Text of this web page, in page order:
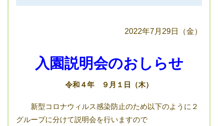
2022年7月29日（金）
入園説明会のおしらせ
令和４年 ９月１日（木）
新型コロナウィルス感染防止のため以下のように２
グループに分けて説明会を行いますので